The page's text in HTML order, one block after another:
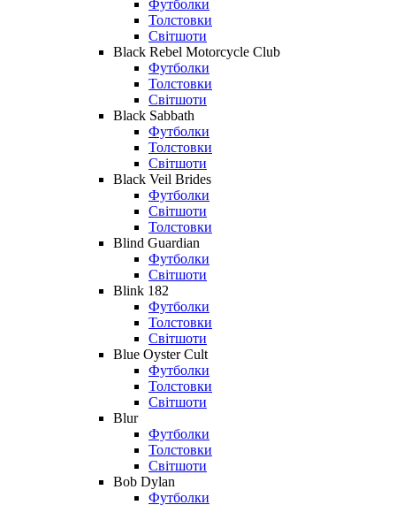
Футболки
Толстовки
Світшоти
Black Rebel Motorcycle Club
Футболки
Толстовки
Світшоти
Black Sabbath
Футболки
Толстовки
Світшоти
Black Veil Brides
Футболки
Світшоти
Толстовки
Blind Guardian
Футболки
Світшоти
Blink 182
Футболки
Толстовки
Світшоти
Blue Oyster Cult
Футболки
Толстовки
Світшоти
Blur
Футболки
Толстовки
Світшоти
Bob Dylan
Футболки